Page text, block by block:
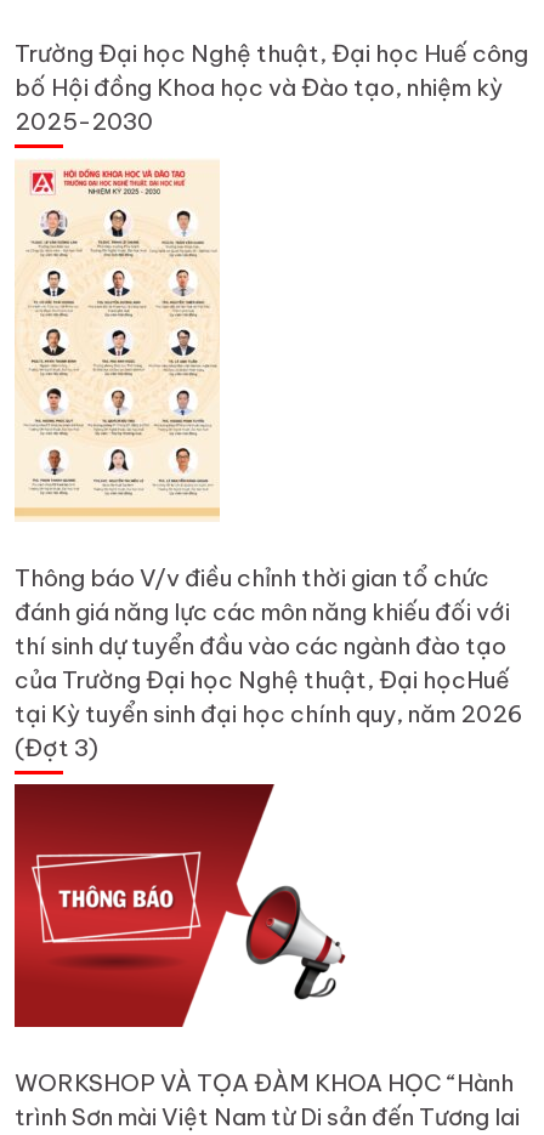
Trường Đại học Nghệ thuật, Đại học Huế công
bố Hội đồng Khoa học và Đào tạo, nhiệm kỳ
2025-2030
Thông báo V/v điều chỉnh thời gian tổ chức
đánh giá năng lực các môn năng khiếu đối với
thí sinh dự tuyển đầu vào các ngành đào tạo
của Trường Đại học Nghệ thuật, Đại họcHuế
tại Kỳ tuyển sinh đại học chính quy, năm 2026
(Đợt 3)
WORKSHOP VÀ TỌA ĐÀM KHOA HỌC “Hành
trình Sơn mài Việt Nam từ Di sản đến Tương lai